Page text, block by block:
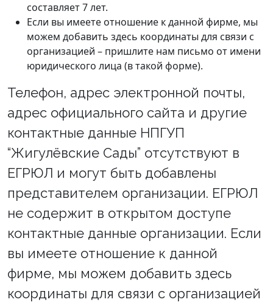
составляет 7 лет.
Если вы имеете отношение к данной фирме, мы
можем добавить здесь координаты для связи с
организацией – пришлите нам письмо от имени
юридического лица (в такой форме).
Телефон, адрес электронной почты,
адрес официального сайта и другие
контактные данные НПГУП
“Жигулёвские Сады” отсутствуют в
ЕГРЮЛ и могут быть добавлены
представителем организации. ЕГРЮЛ
не содержит в открытом доступе
контактные данные организации. Если
вы имеете отношение к данной
фирме, мы можем добавить здесь
координаты для связи с организацией